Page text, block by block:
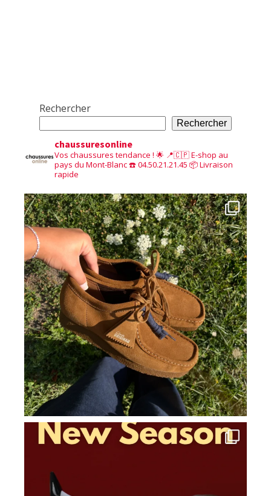
Rechercher
Rechercher
chaussuresonline
Vos chaussures tendance ! 🌟 📍🇨🇵 E-shop au
pays du Mont-Blanc☎️ 04.50.21.21.45 📦 Livraison
rapide